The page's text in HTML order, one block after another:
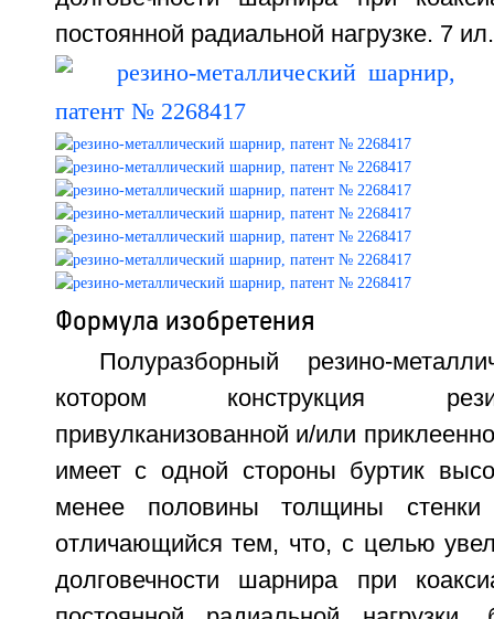
постоянной радиальной нагрузке. 7
Формула изобретения
Полуразборный резино-
котором конструкция
привулканизованной и/или
имеет с одной стороны буртик
менее половины толщины стенки
отличающийся тем, что, с целью
долговечности шарнира при